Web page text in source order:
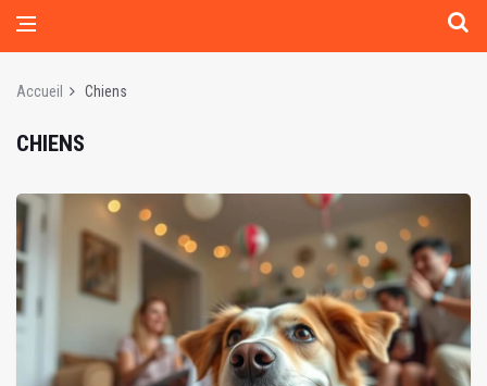
Accueil Chiens
CHIENS